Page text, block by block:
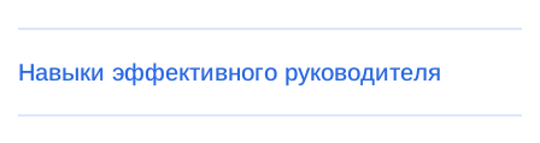
Навыки эффективного руководителя